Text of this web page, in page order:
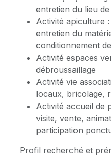
entretien du lieu
Activité apiculture
entretien du
conditionnement
Activité espaces
débroussaillage
Activité vie
locaux, bricolage,
Activité accueil de
visite, vente,
participation
Profil recherché et